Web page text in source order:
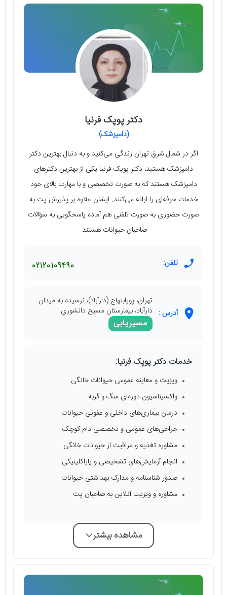
دکتر پوپک فرنیا
(دامپزشک)
اگر در شمال شرق تهران زندگی می‌کنید و به دنبال بهترین دکتر
دامپزشک هستید، دکتر پوپک فرنیا یکی از بهترین دکترهای
دامپزشک هستند که به صورت تخصصی و با مهارت بالای خود
خدمات حرفه‌ای را ارائه می‌کنند. ایشان علاوه بر پذیرش پت به
صورت حضوری به صورت تلفنی هم آماده پاسخگویی به سؤالات
صاحبان حیوانات هستند.
تلفن: 02120109490
آدرس :
تهران، پورابتهاج (دارآباد)، نرسيده به ميدان
دارآباد، بيمارستان مسيح دانشوري
مسیریابی
خدمات دکتر پوپک فرنیا:
ویزیت و معاینه عمومی حیوانات خانگی
واکسیناسیون دوره‌ای سگ و گربه
درمان بیماری‌های داخلی و عفونی حیوانات
جراحی‌های عمومی و تخصصی دام کوچک
مشاوره تغذیه و مراقبت از حیوانات خانگی
انجام آزمایش‌های تشخیصی و پاراکلینیکی
صدور شناسنامه و مدارک بهداشتی حیوانات
مشاوره و ویزیت آنلاین به صاحبان پت
مشاهده بیشتر